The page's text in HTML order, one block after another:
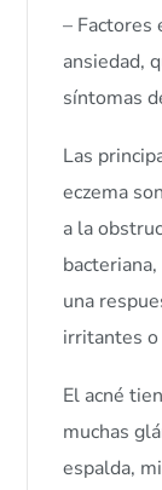
– Factores
ansiedad,
síntomas
Las
eczema
a la
una
irritantes
El acné
muchas
espalda,